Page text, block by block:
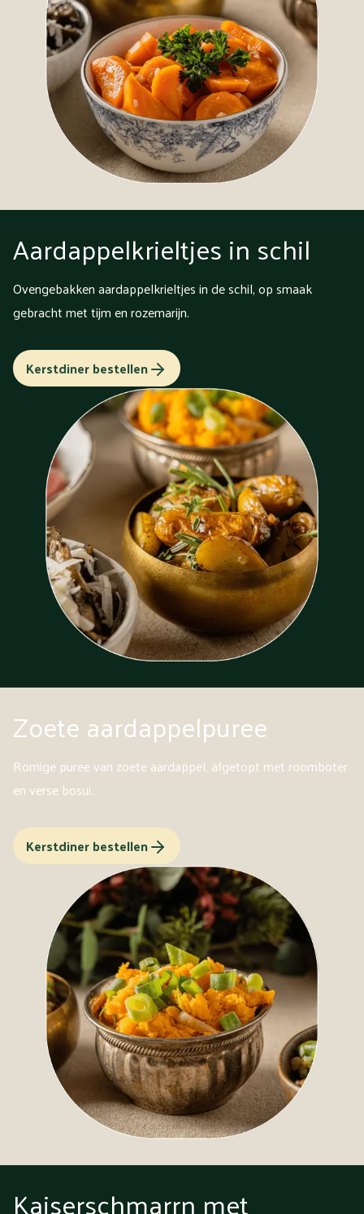
Aardappelkrieltjes in schil
Ovengebakken aardappelkrieltjes in de schil, op smaak
gebracht met tijm en rozemarijn.
Kerstdiner bestellen
Zoete aardappelpuree
Romige puree van zoete aardappel, afgetopt met roomboter
en verse bosui.
Kerstdiner bestellen
Kaiserschmarrn met